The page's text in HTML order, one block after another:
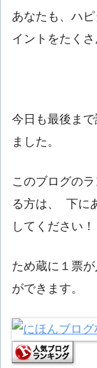
あなたも、ハ
イントをたく
今日も最後ま
ました。
このブログの
る方は、 下に
してください！
ため蔵に１票
ができます。